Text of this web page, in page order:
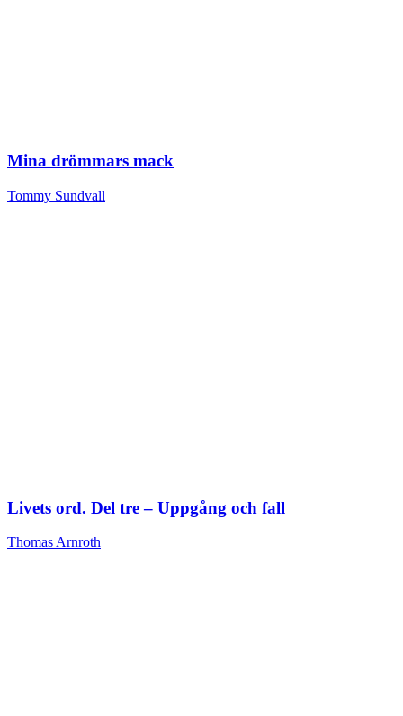
Mina drömmars mack
Tommy Sundvall
Livets ord. Del tre – Uppgång och fall
Thomas Arnroth